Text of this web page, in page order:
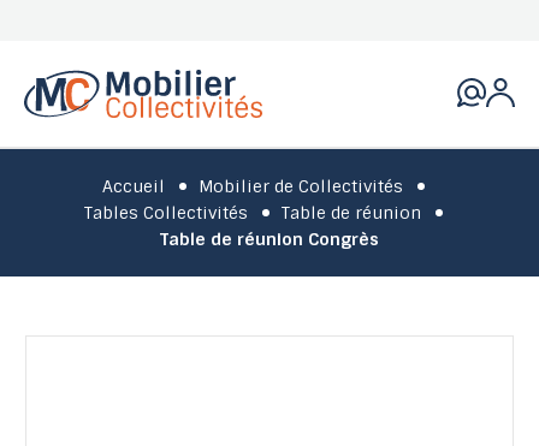
Accueil
Mobilier de Collectivités
Tables Collectivités
Table de réunion
Table de réunion Congrès